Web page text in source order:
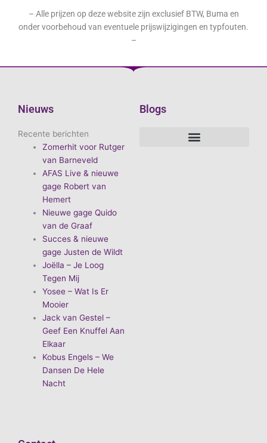
– Alle prijzen op deze website zijn exclusief BTW, Buma en
onder voorbehoud van eventuele prijswijzigingen en typfouten.
–
Nieuws
Recente berichten
Zomerhit voor Rutger
van Barneveld
AFAS Live & nieuwe
gage Robert van
Hemert
Nieuwe gage Quido
van de Graaf
Succes & nieuwe
gage Justen de Wildt
Joëlla – Je Loog
Tegen Mij
Yosee – Wat Is Er
Mooier
Jack van Gestel –
Geef Een Knuffel Aan
Elkaar
Kobus Engels – We
Dansen De Hele
Nacht
Blogs